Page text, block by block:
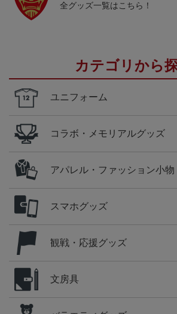
全グッズ一覧はこちら！
カテゴリから
ユニフォーム
コラボ・メモリアルグッズ
アパレル・ファッション小物
スマホグッズ
観戦・応援グッズ
文房具